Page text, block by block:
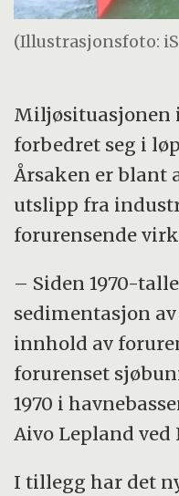
(Illustrasjonsfoto:
Miljøsituasjonen
forbedret seg i
Årsaken er blant
utslipp fra
forurensende
– Siden 1970-
sedimentasjon
innhold av
forurenset
1970 i
Aivo Lepland ved
I tillegg har det